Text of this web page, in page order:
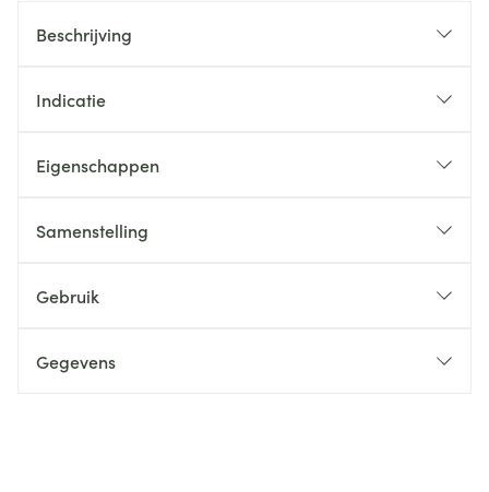
Beschrijving
Indicatie
Eigenschappen
Samenstelling
Gebruik
Gegevens